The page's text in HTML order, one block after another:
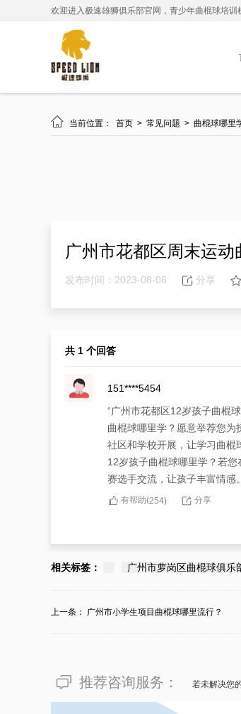
欢迎进入极速雄狮俱乐部官网，青少年曲棍球培训
 当前位置： 首页 > 常见问题 > 曲棍球哪里
广州市花都区周末运
发布时间：2023-08-06 分享
共 1 个回答
151****5454
“广州市花都区12岁孩子曲棍
曲棍球哪里学？愿意举荐您为
社区和学校开展，让学习曲棍
12岁孩子曲棍球哪里学？若
赛选手交流，让孩子丰富情感。
有帮助(254) 分享
相关标签： 广州市萝岗区曲棍球俱乐
上一条： 广州市小学生项目曲棍球哪里流行？
推荐咨询服务： 若未解决您